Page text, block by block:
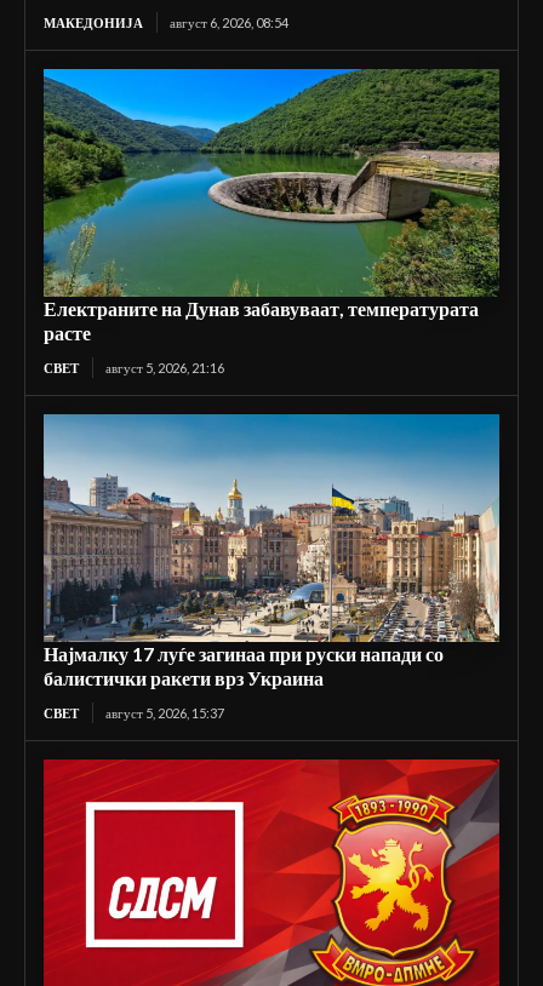
МАКЕДОНИЈА август 6, 2026, 08:54
Електраните на Дунав забавуваат, температурата
расте
СВЕТ август 5, 2026, 21:16
Најмалку 17 луѓе загинаа при руски напади со
балистички ракети врз Украина
СВЕТ август 5, 2026, 15:37